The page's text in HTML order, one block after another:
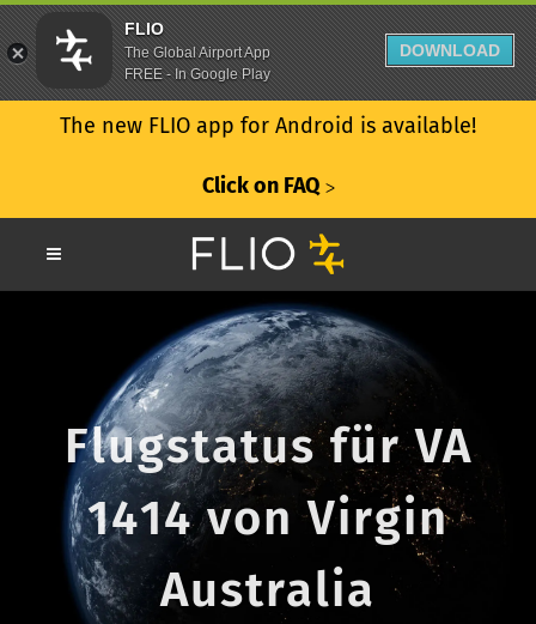
The new FLIO app for Android is available!
Click on FAQ ᐳ
Flugstatus für VA
1414 von Virgin
Australia
FLIO
The Global Airport App
FREE - In Google Play
DOWNLOAD